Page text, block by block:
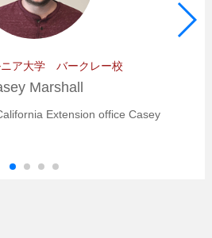
ニア大学 バークレー校
Marshall
Extension office Casey